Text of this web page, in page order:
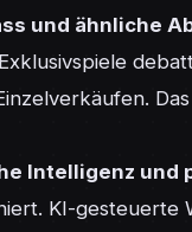
und ähnliche
Intelligenz und
KI-gesteuerte